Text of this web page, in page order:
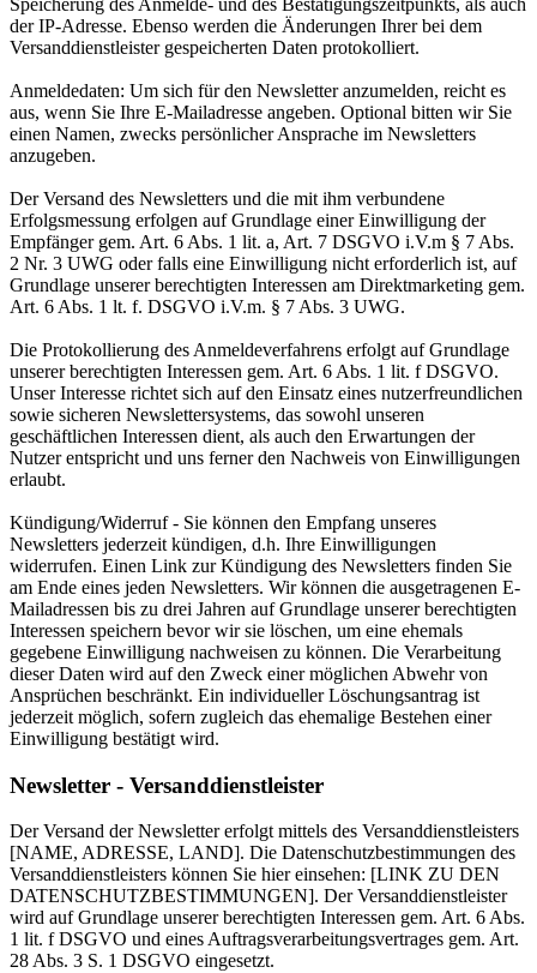
Speicherung des Anmelde- und des Bestätigungszeitpunkts, als auch
der IP-Adresse. Ebenso werden die Änderungen Ihrer bei dem
Versanddienstleister gespeicherten Daten protokolliert.
Anmeldedaten: Um sich für den Newsletter anzumelden, reicht es
aus, wenn Sie Ihre E-Mailadresse angeben. Optional bitten wir Sie
einen Namen, zwecks persönlicher Ansprache im Newsletters
anzugeben.
Der Versand des Newsletters und die mit ihm verbundene
Erfolgsmessung erfolgen auf Grundlage einer Einwilligung der
Empfänger gem. Art. 6 Abs. 1 lit. a, Art. 7 DSGVO i.V.m § 7 Abs.
2 Nr. 3 UWG oder falls eine Einwilligung nicht erforderlich ist, auf
Grundlage unserer berechtigten Interessen am Direktmarketing gem.
Art. 6 Abs. 1 lt. f. DSGVO i.V.m. § 7 Abs. 3 UWG.
Die Protokollierung des Anmeldeverfahrens erfolgt auf Grundlage
unserer berechtigten Interessen gem. Art. 6 Abs. 1 lit. f DSGVO.
Unser Interesse richtet sich auf den Einsatz eines nutzerfreundlichen
sowie sicheren Newslettersystems, das sowohl unseren
geschäftlichen Interessen dient, als auch den Erwartungen der
Nutzer entspricht und uns ferner den Nachweis von Einwilligungen
erlaubt.
Kündigung/Widerruf - Sie können den Empfang unseres
Newsletters jederzeit kündigen, d.h. Ihre Einwilligungen
widerrufen. Einen Link zur Kündigung des Newsletters finden Sie
am Ende eines jeden Newsletters. Wir können die ausgetragenen E-
Mailadressen bis zu drei Jahren auf Grundlage unserer berechtigten
Interessen speichern bevor wir sie löschen, um eine ehemals
gegebene Einwilligung nachweisen zu können. Die Verarbeitung
dieser Daten wird auf den Zweck einer möglichen Abwehr von
Ansprüchen beschränkt. Ein individueller Löschungsantrag ist
jederzeit möglich, sofern zugleich das ehemalige Bestehen einer
Einwilligung bestätigt wird.
Newsletter - Versanddienstleister
Der Versand der Newsletter erfolgt mittels des Versanddienstleisters
[NAME, ADRESSE, LAND]. Die Datenschutzbestimmungen des
Versanddienstleisters können Sie hier einsehen: [LINK ZU DEN
DATENSCHUTZBESTIMMUNGEN]. Der Versanddienstleister
wird auf Grundlage unserer berechtigten Interessen gem. Art. 6 Abs.
1 lit. f DSGVO und eines Auftragsverarbeitungsvertrages gem. Art.
28 Abs. 3 S. 1 DSGVO eingesetzt.